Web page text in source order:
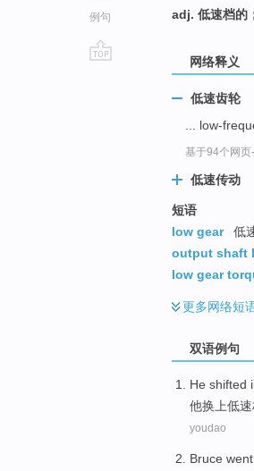
例句
adj. 低速档的
网络释义
低速齿轮
... low-
基于94个网页-
低速传动
短语
low gear
低
output shaft
low gear
更多网络短
双语例句
He shifted
他换上低速
youdao
Bruce